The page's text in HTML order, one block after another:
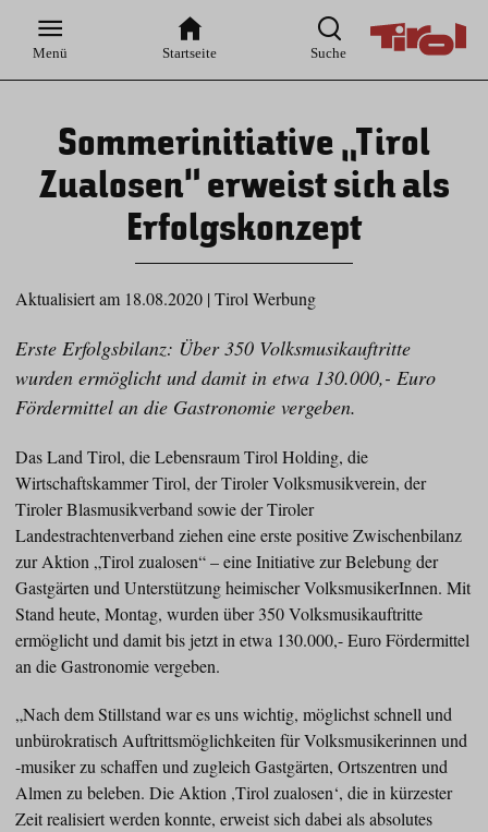
Hauptnavigation
Inhaltsbereich
Menü Startseite Suche
Sommerinitiative „Tirol
Zualosen“ erweist sich als
Erfolgskonzept
Aktualisiert am 18.08.2020 | Tirol Werbung
Erste Erfolgsbilanz: Über 350 Volksmusikauftritte
wurden ermöglicht und damit in etwa 130.000,- Euro
Fördermittel an die Gastronomie vergeben.
Das Land Tirol, die Lebensraum Tirol Holding, die
Wirtschaftskammer Tirol, der Tiroler Volksmusikverein, der
Tiroler Blasmusikverband sowie der Tiroler
Landestrachtenverband ziehen eine erste positive Zwischenbilanz
zur Aktion „Tirol zualosen“ – eine Initiative zur Belebung der
Gastgärten und Unterstützung heimischer VolksmusikerInnen. Mit
Stand heute, Montag, wurden über 350 Volksmusikauftritte
ermöglicht und damit bis jetzt in etwa 130.000,- Euro Fördermittel
an die Gastronomie vergeben.
„Nach dem Stillstand war es uns wichtig, möglichst schnell und
unbürokratisch Auftrittsmöglichkeiten für Volksmusikerinnen und
-musiker zu schaffen und zugleich Gastgärten, Ortszentren und
Almen zu beleben. Die Aktion ,Tirol zualosen‘, die in kürzester
Zeit realisiert werden konnte, erweist sich dabei als absolutes